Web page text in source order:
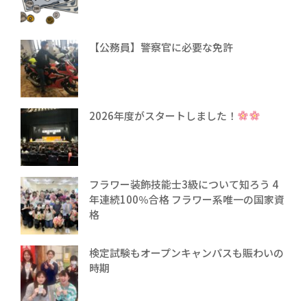
【公務員】警察官に必要な免許
2026年度がスタートしました！
フラワー装飾技能士3級について知ろう 4
年連続100％合格 フラワー系唯一の国家資
格
検定試験もオープンキャンパスも賑わいの
時期